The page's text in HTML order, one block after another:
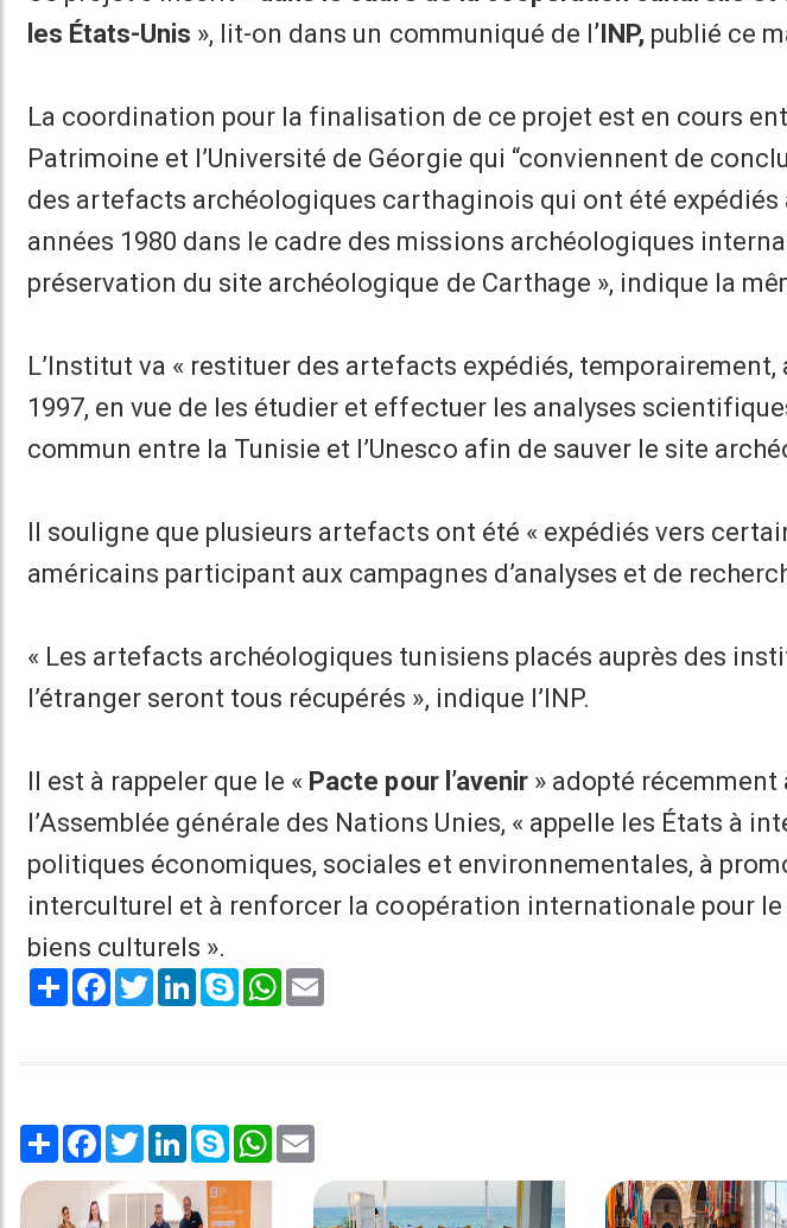
les États-Unis », lit-on dans un communiqué de l’INP, publié ce
La coordination pour la finalisation de ce projet est en cours
Patrimoine et l’Université de Géorgie qui “conviennent de
des artefacts archéologiques carthaginois qui ont été expédiés
années 1980 dans le cadre des missions archéologiques
préservation du site archéologique de Carthage », indique la
L’Institut va « restituer des artefacts expédiés, temporairement,
1997, en vue de les étudier et effectuer les analyses
commun entre la Tunisie et l’Unesco afin de sauver le site
Il souligne que plusieurs artefacts ont été « expédiés vers
américains participant aux campagnes d’analyses et de
« Les artefacts archéologiques tunisiens placés auprès des
l’étranger seront tous récupérés », indique l’INP.
Il est à rappeler que le « Pacte pour l’avenir » adopté récemment
l’Assemblée générale des Nations Unies, « appelle les États à
politiques économiques, sociales et environnementales, à
interculturel et à renforcer la coopération internationale pour
biens culturels ».
Share Facebook
TwitterLinkedInSkype WhatsApp
Share Facebook
TwitterLinkedInSkype WhatsApp